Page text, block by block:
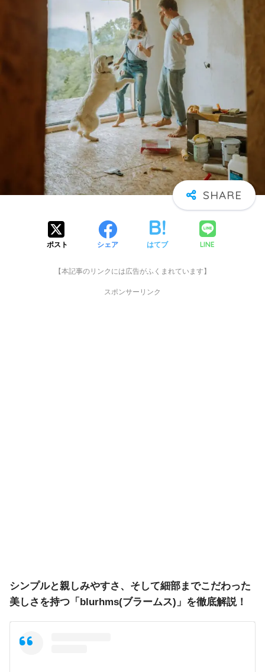
ポスト シェア はてブ LINE
【本記事のリンクには広告がふくまれています】
スポンサーリンク
シンプルと親しみやすさ、そして細部までこだわった
美しさを持つ「blurhms(ブラームス)」を徹底解説！